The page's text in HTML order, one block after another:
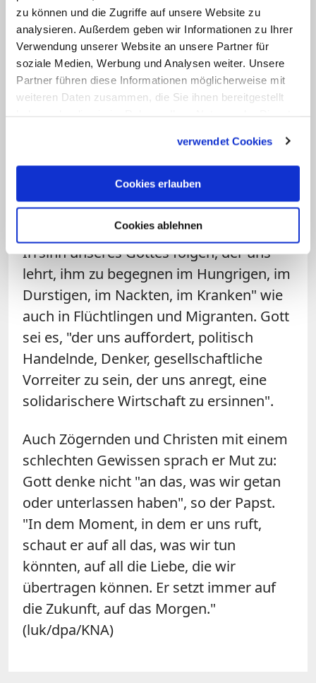
zu können und die Zugriffe auf unsere Website zu
analysieren. Außerdem geben wir Informationen zu Ihrer
Verwendung unserer Website an unsere Partner für
soziale Medien, Werbung und Analysen weiter. Unsere
Partner führen diese Informationen möglicherweise mit
weiteren Daten zusammen, die Sie ihnen bereitgestellt
verwendet Cookies
Cookies erlauben
Cookies ablehnen
"mit Stiefeln an den Füßen", so der Papst.
"Wenn du nicht dein Bestes gibst, wird
die Welt sich nicht verändern", appellierte
er an die Hörer. "Die Geschichte verlangt
heute von uns, dass wir unsere Würde
andere über unsere Zukunft
entscheiden."
Christliches Engagement in der
Gesellschaft nannte Franziskus "dem
Irrsinn unseres Gottes folgen, der uns
lehrt, ihm zu begegnen im Hungrigen, im
Durstigen, im Nackten, im Kranken" wie
auch in Flüchtlingen und Migranten. Gott
sei es, "der uns auffordert, politisch
Handelnde, Denker, gesellschaftliche
Vorreiter zu sein, der uns anregt, eine
solidarischere Wirtschaft zu ersinnen".
Auch Zögernden und Christen mit einem
schlechten Gewissen sprach er Mut zu:
Gott denke nicht "an das, was wir getan
oder unterlassen haben", so der Papst.
"In dem Moment, in dem er uns ruft,
schaut er auf all das, was wir tun
könnten, auf all die Liebe, die wir
übertragen können. Er setzt immer auf
die Zukunft, auf das Morgen."
(luk/dpa/KNA)